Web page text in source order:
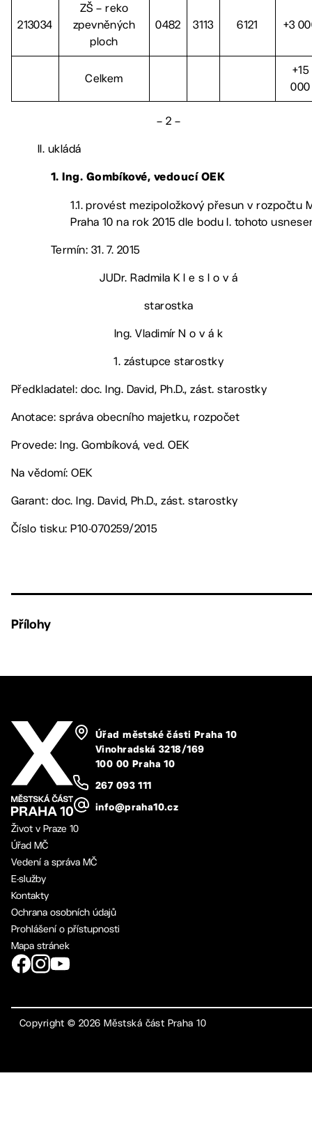
213034
ZŠ – reko
zpevněných
ploch
0482 3113 6121 +3
Celkem
+15
000
– 2 –
II. ukládá
1. Ing. Gombíkové, vedoucí OEK
1.1. provést mezipoložkový přesun v rozpočtu
Praha 10 na rok 2015 dle bodu I. tohoto
Termín: 31. 7. 2015
JUDr. Radmila K l e s l o v á
starostka
Ing. Vladimír N o v á k
1. zástupce starostky
Předkladatel: doc. Ing. David, Ph.D., zást. starostky
Anotace: správa obecního majetku, rozpočet
Provede: Ing. Gombíková, ved. OEK
Na vědomí: OEK
Garant: doc. Ing. David, Ph.D., zást. starostky
Číslo tisku: P10-070259/2015
Přílohy
Úřad městské části Praha 10
Vinohradská 3218/169
100 00 Praha 10
267 093 111
info@praha10.cz
Život v Praze 10
Úřad MČ
Vedení a správa MČ
E-služby
Kontakty
Ochrana osobních údajů
Prohlášení o přístupnosti
Mapa stránek
Copyright ©2026 Městská část Praha 10